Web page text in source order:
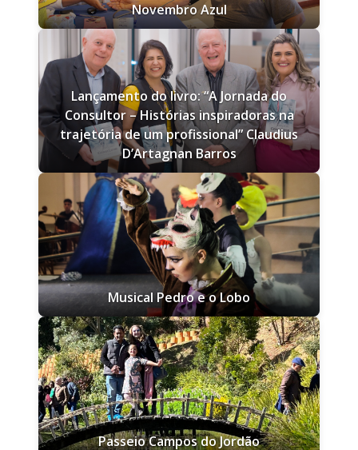
Novembro Azul
Lançamento do livro: “A Jornada do
Consultor – Histórias inspiradoras na
trajetória de um profissional” Claudius
D’Artagnan Barros
Musical Pedro e o Lobo
Passeio Campos do Jordão